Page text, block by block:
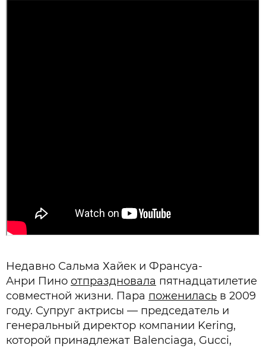
Недавно Сальма Хайек и Франсуа-
Анри Пино отпраздновала пятнадцатилетие
совместной жизни. Пара поженилась в 2009
году. Супруг актрисы — председатель и
генеральный директор компании Kering,
которой принадлежат Balenciaga, Gucci,